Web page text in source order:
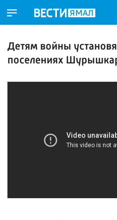
Детям войны
поселениях